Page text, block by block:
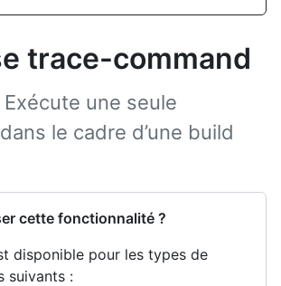
trace-command
une seule
le cadre d’une build
cette fonctionnalité ?
disponible pour les types de
suivants :